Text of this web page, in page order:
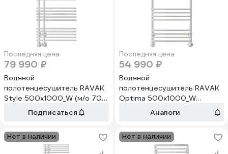
Последняя цена
79 990 ₽
Водяной
полотенцесушитель RAVAK
Style 500x1000_W (м/о 70
мм) X04000083650
Подписаться
Последняя цена
54 990 ₽
Водяной
полотенцесушитель RAVAK
Optima 500x1000_W
X04000083686
Аналоги
Нет в наличии Нет в наличии